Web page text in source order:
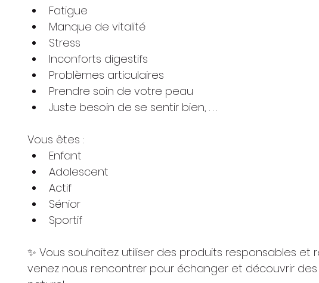
Fatigue
Manque de vitalité
Stress
Inconforts digestifs
Problèmes articulaires
Prendre soin de votre peau
Juste besoin de se sentir bien, . . .
Vous êtes :
Enfant
Adolescent
Actif
Sénior
Sportif
✨ Vous souhaitez utiliser des produits responsables et
venez nous rencontrer pour échanger et découvrir